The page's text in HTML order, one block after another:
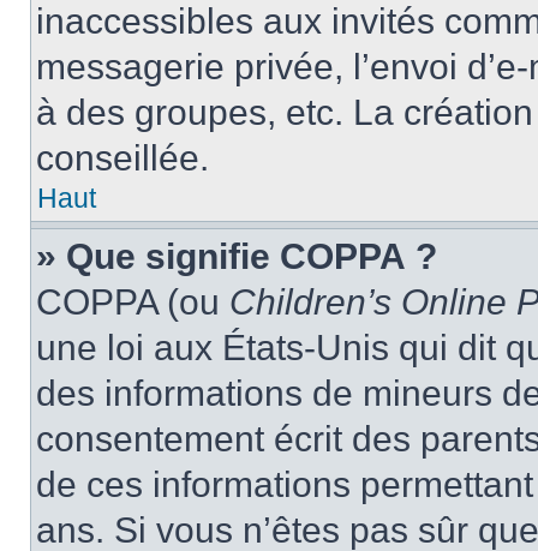
inaccessibles aux invités
messagerie privée, l’envoi
à des groupes, etc. La
conseillée.
Haut
» Que signifie COPPA ?
COPPA (ou Children’s Online
une loi aux États-Unis qui dit
des informations de mineurs
consentement écrit des
de ces informations
ans. Si vous n’êtes pas sûr